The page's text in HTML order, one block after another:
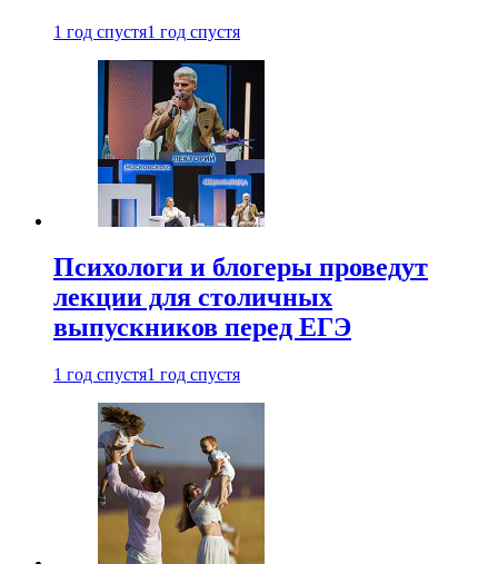
1 год спустя1 год спустя
Психологи и блогеры проведут
лекции для столичных
выпускников перед ЕГЭ
1 год спустя1 год спустя